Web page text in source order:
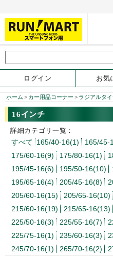
ログイン お気
ホーム > カー用品コーナー > ラジアルタイ
16インチ
詳細カテゴリ一覧：
すべて 165/40-16(1) 165/45-
175/60-16(9)
175/80-16(1)
195/45-16(6)
195/50-16(10)
195/65-16(4)
205/45-16(8)
205/60-16(15)
205/65-16(10)
215/60-16(19)
215/65-16(13)
225/50-16(3)
225/55-16(7)
225/75-16(1)
235/60-16(3)
245/70-16(1)
265/70-16(2)